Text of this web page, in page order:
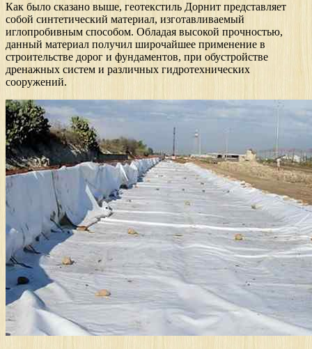
Как было сказано выше, геотекстиль Дорнит представляет
собой синтетический материал, изготавливаемый
иглопробивным способом. Обладая высокой прочностью,
данный материал получил широчайшее применение в
строительстве дорог и фундаментов, при обустройстве
дренажных систем и различных гидротехнических
сооружений.